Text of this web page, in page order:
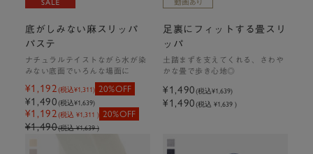
底がしみない麻スリッパ
パステ
ナチュラルテイストながら水が染
みない底面でいろんな場面に
¥1,192(税込¥1,311) 20%OFF
¥1,490(税込¥1,639)
¥1,192(税込 ¥1,311 ) 20%OFF
¥1,490(税込 ¥1,639 )
足裏にフィットする畳スリ
ッパ
土踏まずを支えてくれる、さわや
かな畳で歩き心地◎
¥1,490(税込¥1,639)
¥1,490(税込 ¥1,639 )